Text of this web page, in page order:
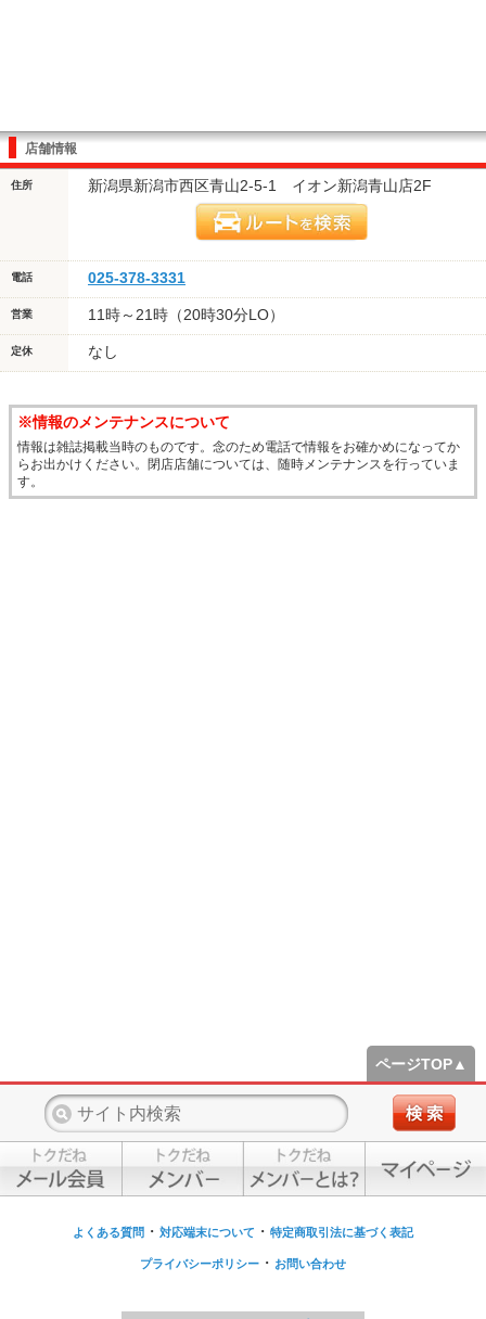
店舗情報
住所 新潟県新潟市西区青山2-5-1 イオン新潟青山店2F
電話 025-378-3331
営業 11時～21時（20時30分LO）
定休 なし
※情報のメンテナンスについて
情報は雑誌掲載当時のものです。念のため電話で情報をお確かめになってか
らお出かけください。閉店店舗については、随時メンテナンスを行っていま
す。
ページTOP▲
よくある質問 ・ 対応端末について ・ 特定商取引法に基づく表記
プライバシーポリシー ・ お問い合わせ